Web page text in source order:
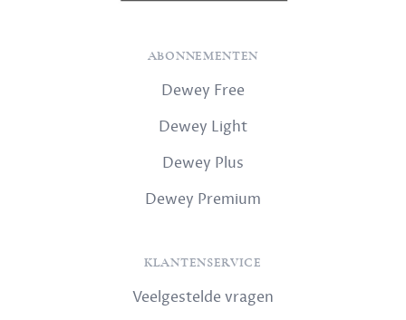
ABONNEMENTEN
Dewey Free
Dewey Light
Dewey Plus
Dewey Premium
KLANTENSERVICE
Veelgestelde vragen